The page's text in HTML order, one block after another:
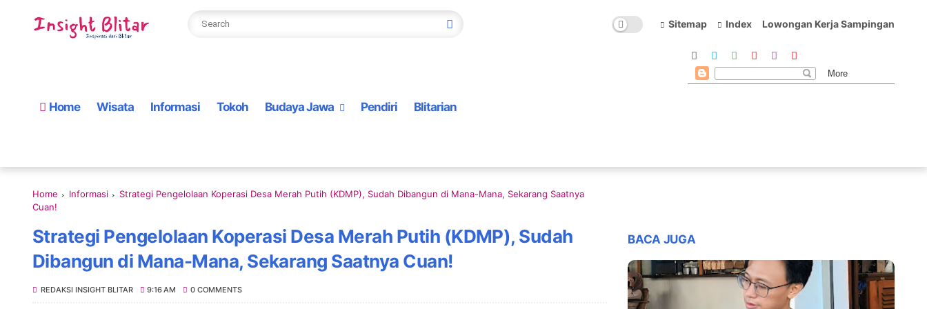
Sitemap Index Lowongan Kerja Sampingan
Home Wisata Informasi Tokoh Budaya Jawa Pendiri Blitarian
Home Informasi
Strategi Pengelolaan Koperasi Desa Merah Putih (KDMP), Sudah Dibangun di Mana-Mana, Sekarang Saatnya
Cuan!
Strategi Pengelolaan Koperasi Desa Merah Putih (KDMP), Sudah
Dibangun di Mana-Mana, Sekarang Saatnya Cuan!
REDAKSI INSIGHT BLITAR 9:16 AM 0 COMMENTS
BACA JUGA